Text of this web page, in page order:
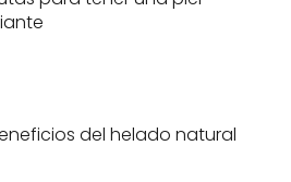
del helado natural